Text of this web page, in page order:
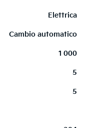
Elettrica
Cambio automatico
1 000
5
5